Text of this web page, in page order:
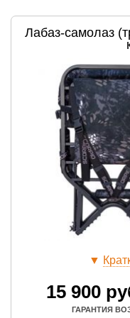
Лабаз-самолаз
▼
15 900
ГАРАНТИЯ